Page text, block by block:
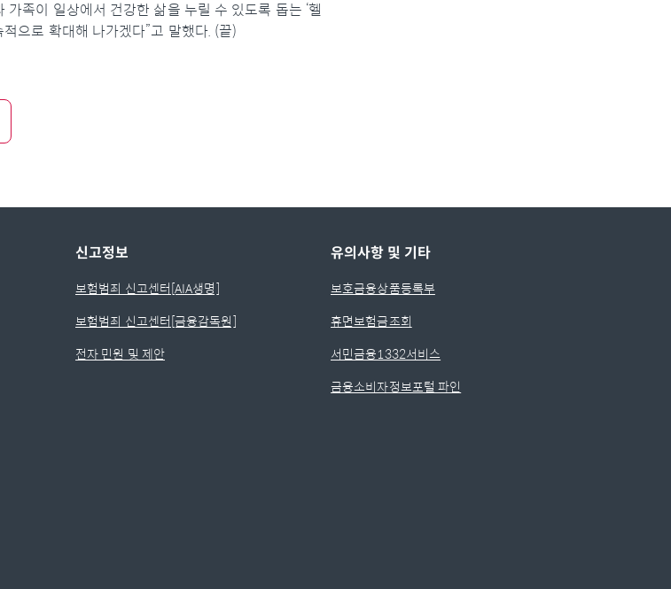
족이 일상에서 건강한 삶을 누릴 수 있도록 돕는 ‘헬
으로 확대해 나가겠다”고 말했다. (끝)
신고정보
보험범죄 신고센터[AIA생명]
보험범죄 신고센터[금융감독원]
전자 민원 및 제안
유의사항 및 기타
보호금융상품등록부
휴면보험금조회
서민금융1332서비스
금융소비자정보포털 파인